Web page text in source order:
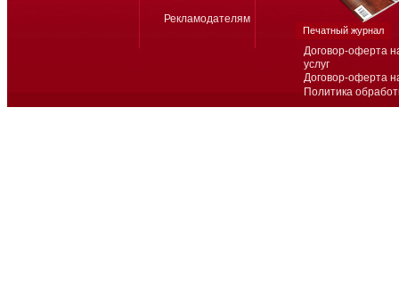
Договор-оферта
услуг
Договор-оферта
Политика
Рекламодателям
Печатный журнал